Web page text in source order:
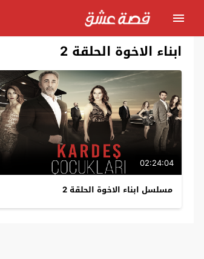
ابناء الاخوة الحلقة 2
02:24:04
مسلسل ابناء الاخوة الحلقة 2